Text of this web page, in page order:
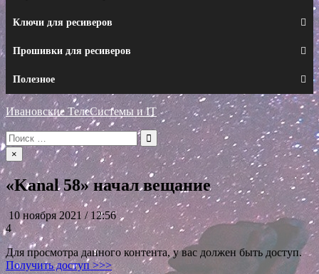
Ключи для ресиверов
Прошивки для ресиверов
Полезное
Ивановские ТелеСистемы и IT
Искать:
×
«Kanal 58» начал вещание
10 ноября 2021 / 12:56
4
Для просмотра данного контента, у вас должен быть доступ.
Получить доступ >>>